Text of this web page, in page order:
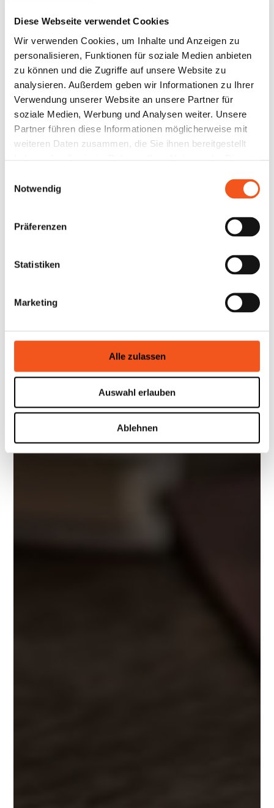
Diese Webseite verwendet Cookies
Wir verwenden Cookies, um Inhalte und Anzeigen zu
personalisieren, Funktionen für soziale Medien anbieten
zu können und die Zugriffe auf unsere Website zu
analysieren. Außerdem geben wir Informationen zu Ihrer
Verwendung unserer Website an unsere Partner für
soziale Medien, Werbung und Analysen weiter. Unsere
Partner führen diese Informationen möglicherweise mit
weiteren Daten zusammen, die Sie ihnen bereitgestellt
Notwendig
Präferenzen
Statistiken
Marketing
Alle zulassen
Auswahl erlauben
Ablehnen